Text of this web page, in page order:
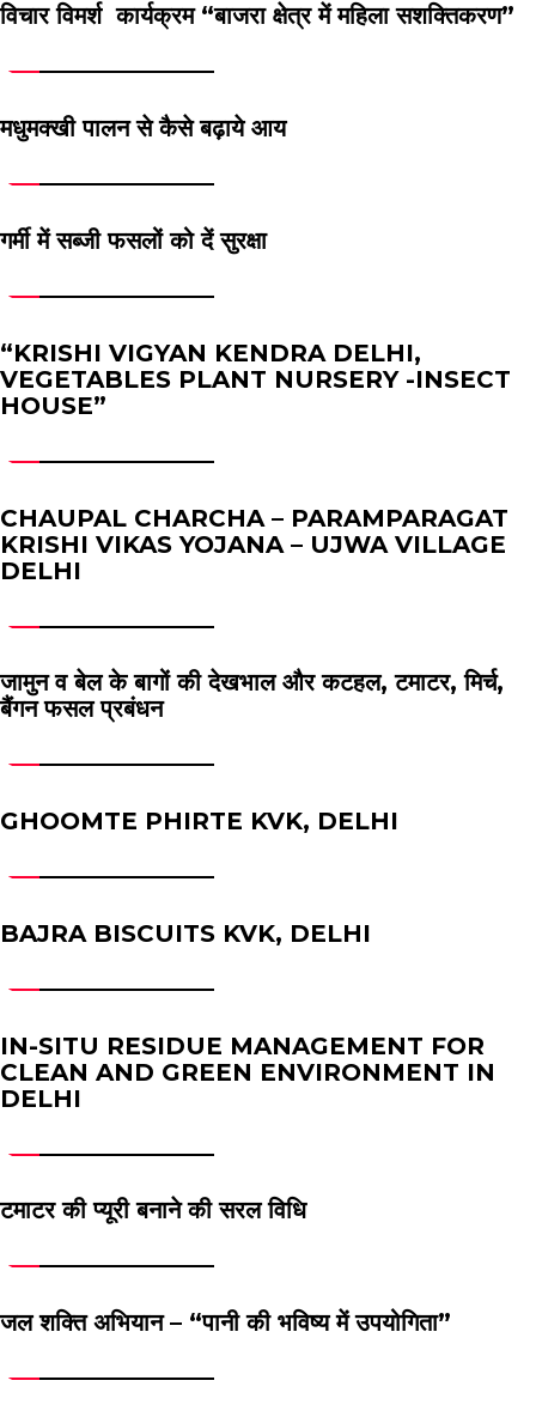
विचार विमर्श कार्यक्रम “बाजरा क्षेत्र में महिला सशक्तिकरण”
मधुमक्खी पालन से कैसे बढ़ाये आय
गर्मी में सब्जी फसलों को दें सुरक्षा
“KRISHI VIGYAN KENDRA DELHI,
VEGETABLES PLANT NURSERY -INSECT
HOUSE”
CHAUPAL CHARCHA – PARAMPARAGAT
KRISHI VIKAS YOJANA – UJWA VILLAGE
DELHI
जामुन व बेल के बागों की देखभाल और कटहल, टमाटर, मिर्च,
बैंगन फसल प्रबंधन
GHOOMTE PHIRTE KVK, DELHI
BAJRA BISCUITS KVK, DELHI
IN-SITU RESIDUE MANAGEMENT FOR
CLEAN AND GREEN ENVIRONMENT IN
DELHI
टमाटर की प्यूरी बनाने की सरल विधि
जल शक्ति अभियान – “पानी की भविष्य में उपयोगिता”